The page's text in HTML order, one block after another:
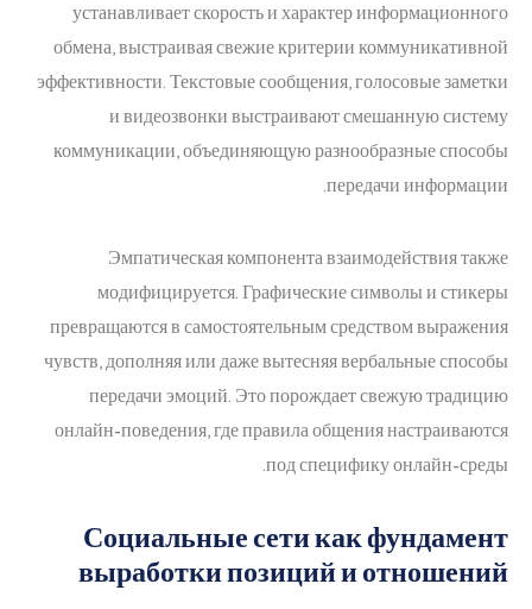
устанавливает скорость и характер информационного
обмена, выстраивая свежие критерии коммуникативной
эффективности. Текстовые сообщения, голосовые заметки
и видеозвонки выстраивают смешанную систему
коммуникации, объединяющую разнообразные способы
передачи информации.
Эмпатическая компонента взаимодействия также
модифицируется. Графические символы и стикеры
превращаются в самостоятельным средством выражения
чувств, дополняя или даже вытесняя вербальные способы
передачи эмоций. Это порождает свежую традицию
онлайн-поведения, где правила общения настраиваются
под специфику онлайн-среды.
Социальные сети как фундамент
выработки позиций и отношений